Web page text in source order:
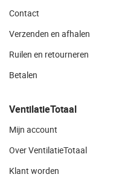
Contact
Verzenden en afhalen
Ruilen en retourneren
Betalen
VentilatieTotaal
Mijn account
Over VentilatieTotaal
Klant worden